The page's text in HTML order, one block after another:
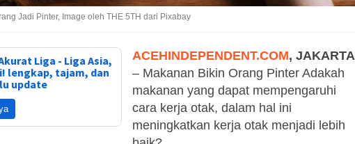
Jadi Pinter, Image oleh THE 5TH dari Pixabay
Liga - Liga Asia,
lengkap, tajam, dan
update
ACEHINDEPENDENT.COM, JAKARTA
– Makanan Bikin Orang Pinter Adakah
makanan yang dapat mempengaruhi
cara kerja otak, dalam hal ini
meningkatkan kerja otak menjadi lebih